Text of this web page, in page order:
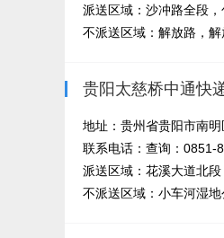
派送区域：沙冲路全段
不派送区域：解放路，解
贵阳太慈桥中通快
地址：贵州省贵阳市南
联系电话：查询：0851-
派送区域：花溪大道北
不派送区域：小车河湿